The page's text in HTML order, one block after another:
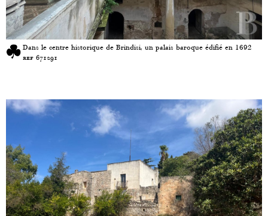
Dans le centre historique de Brindisi, un palais baroque édifié en 1692
ref 671291